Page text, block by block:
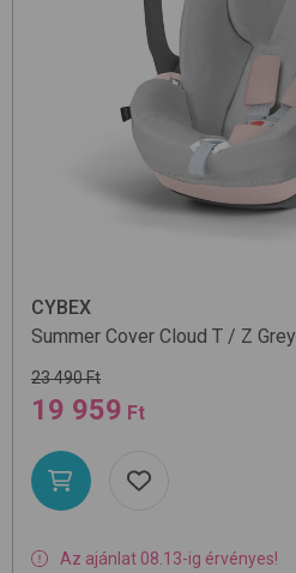
CYBEX
Summer Cover Cloud T / Z Grey
23 490 Ft
19 959 Ft
Az ajánlat 08.13-ig érvényes!